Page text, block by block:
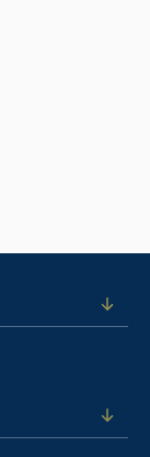
Open
Open